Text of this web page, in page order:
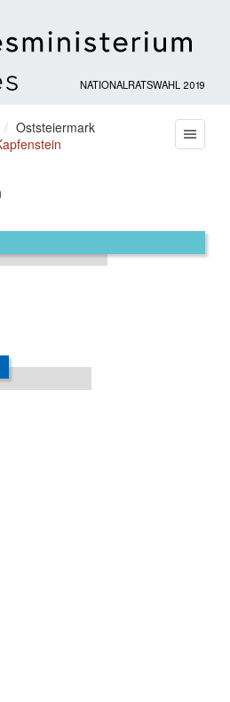
NATIONALRATSWAHL 2019
Oststeiermark